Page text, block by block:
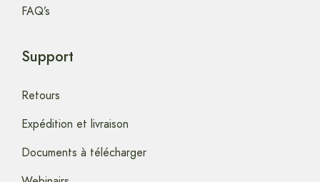
FAQ’s
Support
Retours
Expédition et livraison
Documents à télécharger